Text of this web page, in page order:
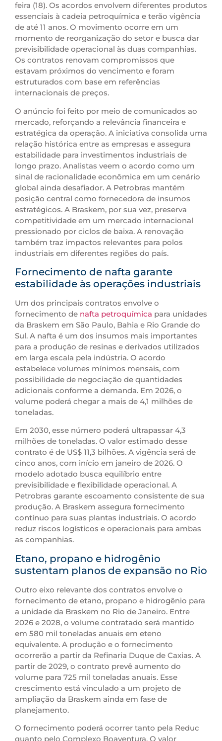
feira (18). Os acordos envolvem diferentes produtos
essenciais à cadeia petroquímica e terão vigência
de até 11 anos. O movimento ocorre em um
momento de reorganização do setor e busca dar
previsibilidade operacional às duas companhias.
Os contratos renovam compromissos que
estavam próximos do vencimento e foram
estruturados com base em referências
internacionais de preços.
O anúncio foi feito por meio de comunicados ao
mercado, reforçando a relevância financeira e
estratégica da operação. A iniciativa consolida uma
relação histórica entre as empresas e assegura
estabilidade para investimentos industriais de
longo prazo. Analistas veem o acordo como um
sinal de racionalidade econômica em um cenário
global ainda desafiador. A Petrobras mantém
posição central como fornecedora de insumos
estratégicos. A Braskem, por sua vez, preserva
competitividade em um mercado internacional
pressionado por ciclos de baixa. A renovação
também traz impactos relevantes para polos
industriais em diferentes regiões do país.
Fornecimento de nafta garante
estabilidade às operações industriais
Um dos principais contratos envolve o
fornecimento de nafta petroquímica para unidades
da Braskem em São Paulo, Bahia e Rio Grande do
Sul. A nafta é um dos insumos mais importantes
para a produção de resinas e derivados utilizados
em larga escala pela indústria. O acordo
estabelece volumes mínimos mensais, com
possibilidade de negociação de quantidades
adicionais conforme a demanda. Em 2026, o
volume poderá chegar a mais de 4,1 milhões de
toneladas.
Em 2030, esse número poderá ultrapassar 4,3
milhões de toneladas. O valor estimado desse
contrato é de US$ 11,3 bilhões. A vigência será de
cinco anos, com início em janeiro de 2026. O
modelo adotado busca equilíbrio entre
previsibilidade e flexibilidade operacional. A
Petrobras garante escoamento consistente de sua
produção. A Braskem assegura fornecimento
contínuo para suas plantas industriais. O acordo
reduz riscos logísticos e operacionais para ambas
as companhias.
Etano, propano e hidrogênio
sustentam planos de expansão no Rio
Outro eixo relevante dos contratos envolve o
fornecimento de etano, propano e hidrogênio para
a unidade da Braskem no Rio de Janeiro. Entre
2026 e 2028, o volume contratado será mantido
em 580 mil toneladas anuais em eteno
equivalente. A produção e o fornecimento
ocorrerão a partir da Refinaria Duque de Caxias. A
partir de 2029, o contrato prevê aumento do
volume para 725 mil toneladas anuais. Esse
crescimento está vinculado a um projeto de
ampliação da Braskem ainda em fase de
planejamento.
O fornecimento poderá ocorrer tanto pela Reduc
quanto pelo Complexo Boaventura. O valor